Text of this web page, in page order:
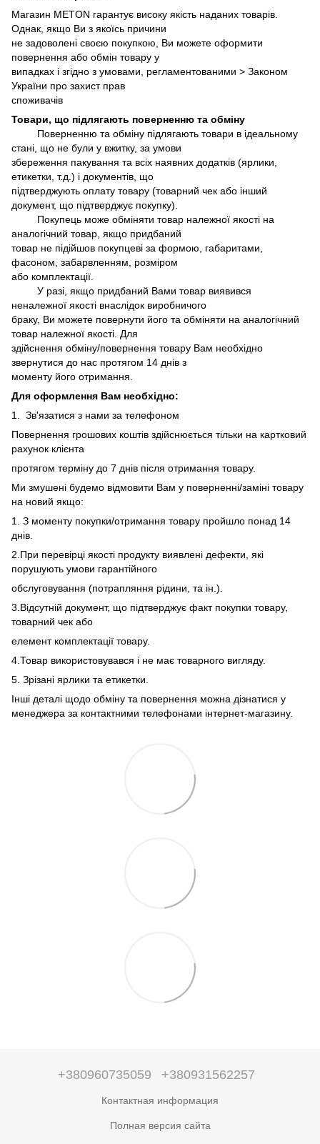
Магазин METON гарантує високу якість наданих товарів.
Однак, якщо Ви з якоїсь причини
не задоволені своєю покупкою, Ви можете оформити
повернення або обмін товару у
випадках і згідно з умовами, регламентованими > Законом
України про захист прав
споживачів
Товари, що підлягають поверненню та обміну
Поверненню та обміну підлягають товари в ідеальному
стані, що не були у вжитку, за умови
збереження пакування та всіх наявних додатків (ярлики,
етикетки, т.д.) і документів, що
підтверджують оплату товару (товарний чек або інший
документ, що підтверджує покупку).
Покупець може обміняти товар належної якості на
аналогічний товар, якщо придбаний
товар не підійшов покупцеві за формою, габаритами,
фасоном, забарвленням, розміром
або комплектації.
У разі, якщо придбаний Вами товар виявився
неналежної якості внаслідок виробничого
браку, Ви можете повернути його та обміняти на аналогічний
товар належної якості. Для
здійснення обміну/повернення товару Вам необхідно
звернутися до нас протягом 14 днів з
моменту його отримання.
Для оформлення Вам необхідно:
1. Зв'язатися з нами за телефоном
Повернення грошових коштів здійснюється тільки на картковий
рахунок клієнта
протягом терміну до 7 днів після отримання товару.
Ми змушені будемо відмовити Вам у поверненні/заміні товару
на новий якщо:
1. З моменту покупки/отримання товару пройшло понад 14
днів.
2.При перевірці якості продукту виявлені дефекти, які
порушують умови гарантійного
обслуговування (потрапляння рідини, та ін.).
3.Відсутній документ, що підтверджує факт покупки товару,
товарний чек або
елемент комплектації товару.
4.Товар використовувався і не має товарного вигляду.
5. Зрізані ярлики та етикетки.
Інші деталі щодо обміну та повернення можна дізнатися у
менеджера за контактними телефонами інтернет-магазину.
+380960735059 +380931562257
Контактная информация
Полная версия сайта